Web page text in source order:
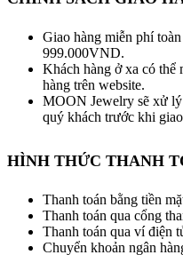
Giao hàng miễn phí
999.000VND.
Khách hàng ở xa có thể
hàng trên website.
MOON Jewelry sẽ xử
quý khách trước khi
HÌNH THỨC THANH
Thanh toán bằng tiền
Thanh toán qua cổng
Thanh toán qua ví điện
Chuyển khoản ngân